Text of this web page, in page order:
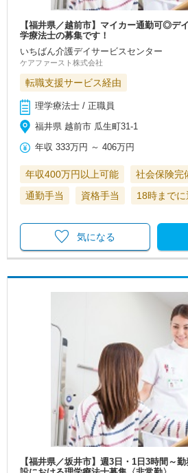
【福井県／越前市】マイカー通勤可◎デ
学療法士の募集です！
いちばん介護デイサービスセンター
ケアファースト株式会社
転職支援サービス経由
理学療法士 / 正職員
福井県 越前市 瓜生町31-1
年収 333万円 ～406万円
年収400万円以上可能 社会保険完
通勤手当
資格手当 18時まで
気になる
【福井県／坂井市】週3日・1日3時間～